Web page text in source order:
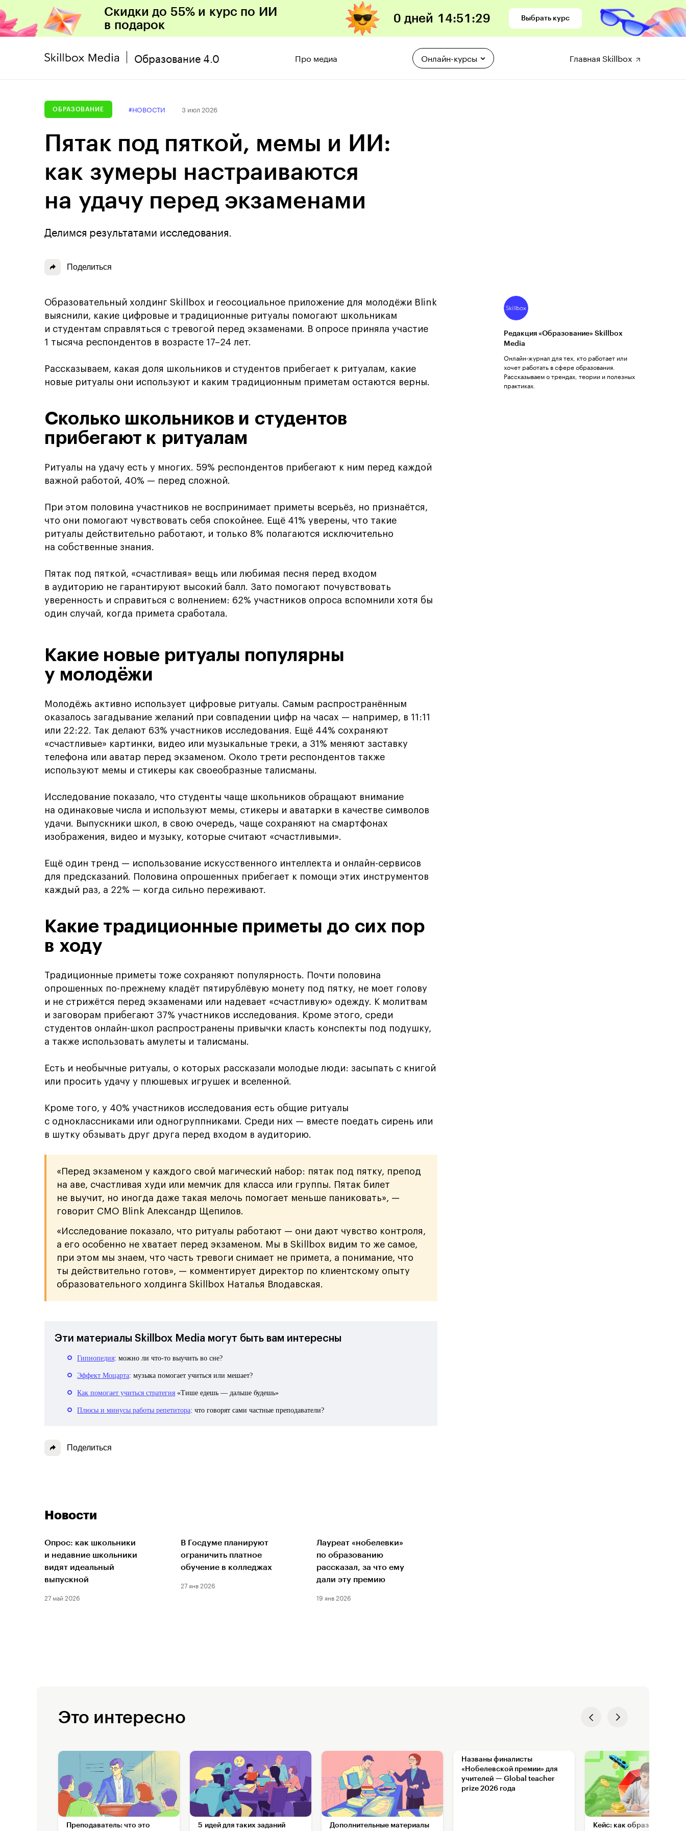
Скидки до 55% и курс по ИИ
в подарок
0 дней 14:51 :28 Выбрать курс
Образование 4.0 Про медиа Онлайн-курсы Главная Skillbox
ОБРАЗОВАНИЕ #НОВОСТИ 3 июл 2026
Пятак под пяткой, мемы и ИИ:
как зумеры настраиваются
на удачу перед экзаменами
Делимся результатами исследования.
Поделиться
Редакция «Образование» Skillbox
Media
Онлайн-журнал для тех, кто работает или
хочет работать в сфере образования.
Рассказываем о трендах, теории и полезных
практиках.
Образовательный холдинг Skillbox и геосоциальное приложение для молодёжи Blink
выяснили, какие цифровые и традиционные ритуалы помогают школьникам
и студентам справляться с тревогой перед экзаменами. В опросе приняла участие
1 тысяча респондентов в возрасте 17–24 лет.
Рассказываем, какая доля школьников и студентов прибегает к ритуалам, какие
новые ритуалы они используют и каким традиционным приметам остаются верны.
Сколько школьников и студентов
прибегают к ритуалам
Ритуалы на удачу есть у многих. 59% респондентов прибегают к ним перед каждой
важной работой, 40% — перед сложной.
При этом половина участников не воспринимает приметы всерьёз, но признаётся,
что они помогают чувствовать себя спокойнее. Ещё 41% уверены, что такие
ритуалы действительно работают, и только 8% полагаются исключительно
на собственные знания.
Пятак под пяткой, «счастливая» вещь или любимая песня перед входом
в аудиторию не гарантируют высокий балл. Зато помогают почувствовать
уверенность и справиться с волнением: 62% участников опроса вспомнили хотя бы
один случай, когда примета сработала.
Какие новые ритуалы популярны
у молодёжи
Молодёжь активно использует цифровые ритуалы. Самым распространённым
оказалось загадывание желаний при совпадении цифр на часах — например, в 11:11
или 22:22. Так делают 63% участников исследования. Ещё 44% сохраняют
«счастливые» картинки, видео или музыкальные треки, а 31% меняют заставку
телефона или аватар перед экзаменом. Около трети респондентов также
используют мемы и стикеры как своеобразные талисманы.
Исследование показало, что студенты чаще школьников обращают внимание
на одинаковые числа и используют мемы, стикеры и аватарки в качестве символов
удачи. Выпускники школ, в свою очередь, чаще сохраняют на смартфонах
изображения, видео и музыку, которые считают «счастливыми».
Ещё один тренд — использование искусственного интеллекта и онлайн-сервисов
для предсказаний. Половина опрошенных прибегает к помощи этих инструментов
каждый раз, а 22% — когда сильно переживают.
Какие традиционные приметы до сих пор
в ходу
Традиционные приметы тоже сохраняют популярность. Почти половина
опрошенных по-прежнему кладёт пятирублёвую монету под пятку, не моет голову
и не стрижётся перед экзаменами или надевает «счастливую» одежду. К молитвам
и заговорам прибегают 37% участников исследования. Кроме этого, среди
студентов онлайн-школ распространены привычки класть конспекты под подушку,
а также использовать амулеты и талисманы.
Есть и необычные ритуалы, о которых рассказали молодые люди: засыпать с книгой
или просить удачу у плюшевых игрушек и вселенной.
Кроме того, у 40% участников исследования есть общие ритуалы
с одноклассниками или одногруппниками. Среди них — вместе поедать сирень или
в шутку обзывать друг друга перед входом в аудиторию.
«Перед экзаменом у каждого свой магический набор: пятак под пятку, препод
на аве, счастливая худи или мемчик для класса или группы. Пятак билет
не выучит, но иногда даже такая мелочь помогает меньше паниковать», —
говорит CMO Blink Александр Щепилов.
«Исследование показало, что ритуалы работают — они дают чувство контроля,
а его особенно не хватает перед экзаменом. Мы в Skillbox видим то же самое,
при этом мы знаем, что часть тревоги снимает не примета, а понимание, что
ты действительно готов», — комментирует директор по клиентскому опыту
образовательного холдинга Skillbox Наталья Влодавская.
Эти материалы Skillbox Media могут быть вам интересны
Гипнопедия: можно ли что-то выучить во сне?
Эффект Моцарта: музыка помогает учиться или мешает?
Как помогает учиться стратегия «Тише едешь — дальше будешь»
Плюсы и минусы работы репетитора: что говорят сами частные преподаватели?
Поделиться
Новости
Опрос: как школьники
и недавние школьники
видят идеальный
выпускной
27 май 2026
В Госдуме планируют
ограничить платное
обучение в колледжах
27 янв 2026
Лауреат «нобелевки»
по образованию
рассказал, за что ему
дали эту премию
19 янв 2026
Это интересно
Преподаватель: что это 5 идей для таких заданий Дополнительные материалы
Названы финалисты
«Нобелевской премии» для
учителей — Global teacher
prize 2026 года
Кейс: как